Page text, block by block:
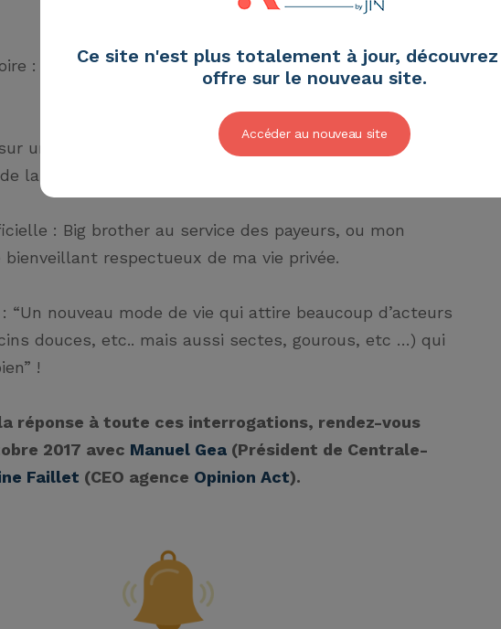
: Dr. Google, Dr Watson, ou mon médecin ? Mais quel
un médicament. Comment m’informer et qui croire.
la guerre digitale qui fait rage !
: Big brother au service des payeurs, ou mon
respectueux de ma vie privée.
“Un nouveau mode de vie qui attire beaucoup d’acteurs
douces, etc.. mais aussi sectes, gourous, etc …) qui
!
réponse à toute ces interrogations, rendez-vous
2017 avec Manuel Gea (Président de Centrale-
Faillet (CEO agence Opinion Act).
Ce site n'est plus totalement à jour,
offre sur le nouveau site.
Accéder au nouveau site